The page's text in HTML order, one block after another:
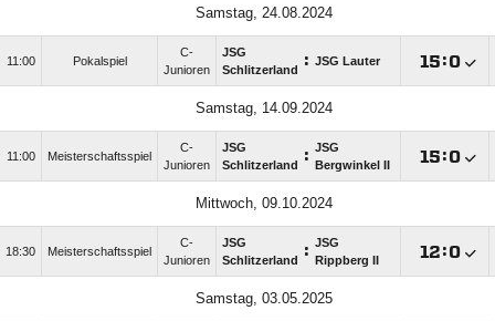
Samstag, 24.08.2024
11:00 Pokalspiel
C-
Junioren
JSG
Schlitzerland
: JSG Lauter :
Samstag, 14.09.2024
11:00 Meisterschaftsspiel
C-
Junioren
JSG
Schlitzerland
: JSG
Bergwinkel II
:
Mittwoch, 09.10.2024
18:30 Meisterschaftsspiel
C-
Junioren
JSG
Schlitzerland
: JSG
Rippberg II
:
Samstag, 03.05.2025